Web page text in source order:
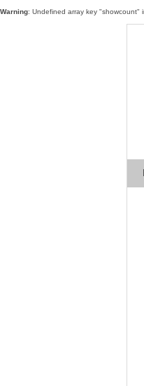
Warning: Undefined array key "showcount"